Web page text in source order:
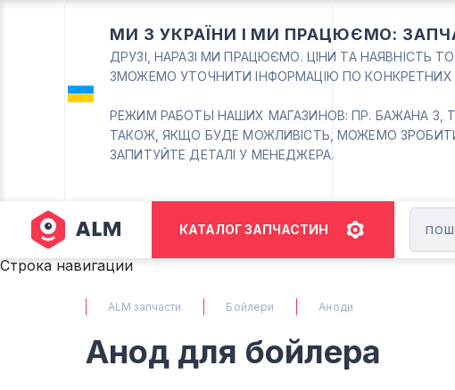
МИ З УКРАЇНИ І МИ ПРАЦЮЄМО:
ДРУЗІ, НАРАЗІ МИ ПРАЦЮЄМО. ЦІНИ ТА НАЯВНІСТЬ
ЗМОЖЕМО УТОЧНИТИ ІНФОРМАЦІЮ ПО КОНКРЕТНИХ
РЕЖИМ РАБОТЫ НАШИХ МАГАЗИНОВ: ПР. БАЖАНА 3,
ТАКОЖ, ЯКЩО БУДЕ МОЖЛИВІСТЬ, МОЖЕМО
ЗАПИТУЙТЕ ДЕТАЛІ У МЕНЕДЖЕРА.
КАТАЛОГ ЗАПЧАСТИН
Строка навигации
ALM запчасти Бойлери Аноди
Анод для бойлера